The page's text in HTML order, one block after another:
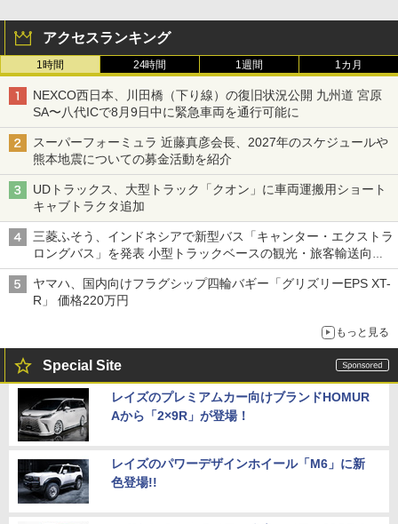
アクセスランキング
1時間 24時間 1週間 1カ月
NEXCO西日本、川田橋（下り線）の復旧状況公開 九州道 宮原
SA〜八代ICで8月9日中に緊急車両を通行可能に
スーパーフォーミュラ 近藤真彦会長、2027年のスケジュールや
熊本地震についての募金活動を紹介
UDトラックス、大型トラック「クオン」に車両運搬用ショート
キャブトラクタ追加
三菱ふそう、インドネシアで新型バス「キャンター・エクストラ
ロングバス」を発表 小型トラックベースの観光・旅客輸送向け
バス
ヤマハ、国内向けフラグシップ四輪バギー「グリズリーEPS XT-
R」 価格220万円
もっと見る
Special Site
レイズのプレミアムカー向けブランドHOMUR
Aから「2×9R」が登場！
レイズのパワーデザインホイール「M6」に新
色登場!!